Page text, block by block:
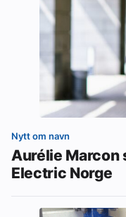
Nytt om navn
Aurélie Marcon
Electric Norge